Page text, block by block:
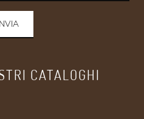
CATALOGHI